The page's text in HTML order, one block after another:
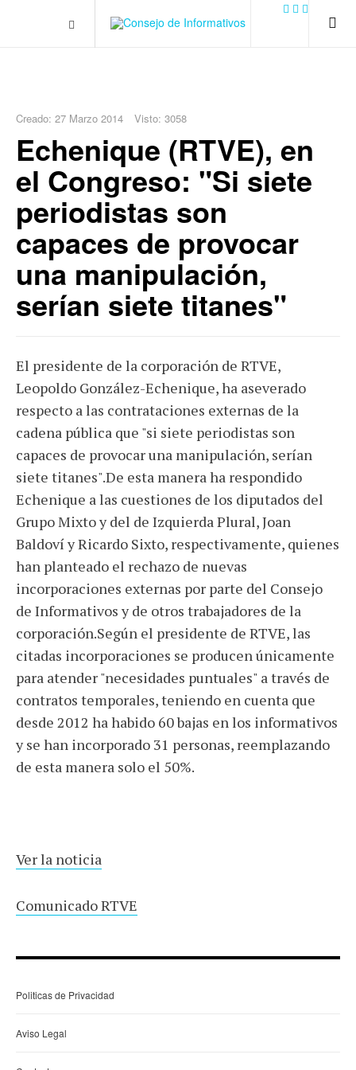
url('../../images/contact.png') 0 0 no-repeat; color: #eaeaea; padding:
Creado: 27 Marzo 2014 Visto: 3058
Echenique (RTVE), en
el Congreso: "Si siete
periodistas son
capaces de provocar
una manipulación,
serían siete titanes"
El presidente de la corporación de RTVE,
Leopoldo González-Echenique, ha aseverado
respecto a las contrataciones externas de la
cadena pública que "si siete periodistas son
capaces de provocar una manipulación, serían
siete titanes".De esta manera ha respondido
Echenique a las cuestiones de los diputados del
Grupo Mixto y del de Izquierda Plural, Joan
Baldoví y Ricardo Sixto, respectivamente, quienes
han planteado el rechazo de nuevas
incorporaciones externas por parte del Consejo
de Informativos y de otros trabajadores de la
corporación.Según el presidente de RTVE, las
citadas incorporaciones se producen únicamente
para atender "necesidades puntuales" a través de
contratos temporales, teniendo en cuenta que
desde 2012 ha habido 60 bajas en los informativos
y se han incorporado 31 personas, reemplazando
de esta manera solo el 50%.
Ver la noticia
Comunicado RTVE
Politicas de Privacidad
Aviso Legal